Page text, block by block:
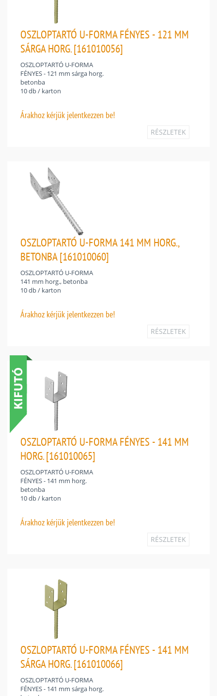
OSZLOPTARTÓ U-FORMA FÉNYES - 121 MM
SÁRGA HORG. [161010056]
OSZLOPTARTÓ U-FORMA
FÉNYES - 121 mm sárga horg.
betonba
10 db / karton
Árakhoz kérjük jelentkezzen be!
RÉSZLETEK
OSZLOPTARTÓ U-FORMA 141 MM HORG.,
BETONBA [161010060]
OSZLOPTARTÓ U-FORMA
141 mm horg., betonba
10 db / karton
Árakhoz kérjük jelentkezzen be!
RÉSZLETEK
OSZLOPTARTÓ U-FORMA FÉNYES - 141 MM
HORG. [161010065]
OSZLOPTARTÓ U-FORMA
FÉNYES - 141 mm horg.
betonba
10 db / karton
Árakhoz kérjük jelentkezzen be!
RÉSZLETEK
OSZLOPTARTÓ U-FORMA FÉNYES - 141 MM
SÁRGA HORG. [161010066]
OSZLOPTARTÓ U-FORMA
FÉNYES - 141 mm sárga horg.